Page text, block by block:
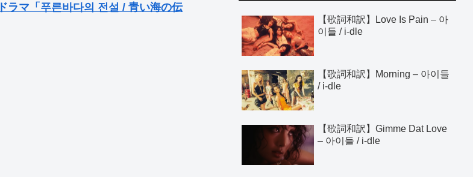
ドラマ「푸른바다의 전설 / 青い海の伝
【歌詞和訳】Love Is Pain – 아
이들 / i-dle
【歌詞和訳】Morning – 아이들
/ i-dle
【歌詞和訳】Gimme Dat Love
– 아이들 / i-dle